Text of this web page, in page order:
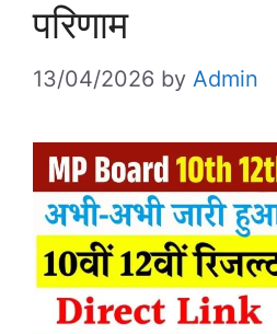
परिणाम
13/04/2026 by Admin